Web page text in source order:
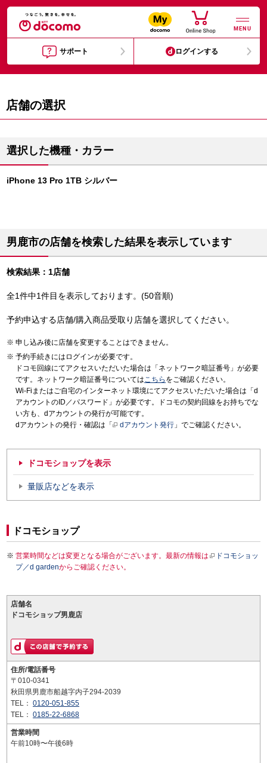
MENU
サポート ログインする
店舗の選択
選択した機種・カラー
iPhone 13 Pro 1TB シルバー
男鹿市の店舗を検索した結果を表示しています
検索結果：1店舗
全1件中1件目を表示しております。(50音順)
予約申込する店舗/購入商品受取り店舗を選択してください。
申し込み後に店舗を変更することはできません。
予約手続きにはログインが必要です。
ドコモ回線にてアクセスいただいた場合は「ネットワーク暗証番号」が必要
です。ネットワーク暗証番号についてはこちら をご確認ください。
Wi-Fiまたはご自宅のインターネット環境にてアクセスいただいた場合は「d
アカウントのID／パスワード」が必要です。ドコモの契約回線をお持ちでな
い方も、dアカウントの発行が可能です。
dアカウントの発行・確認は「
dアカウント発行 」でご確認ください。
ドコモショップを表示
量販店などを表示
ドコモショップ
営業時間などは変更となる場合がございます。最新の情報は
ドコモショッ
プ／d gardenからご確認ください。
店舗名
ドコモショップ男鹿店
住所/電話番号
〒010-0341
秋田県男鹿市船越字内子294-2039
TEL： 0120-051-855
TEL： 0185-22-6868
営業時間
午前10時〜午後6時